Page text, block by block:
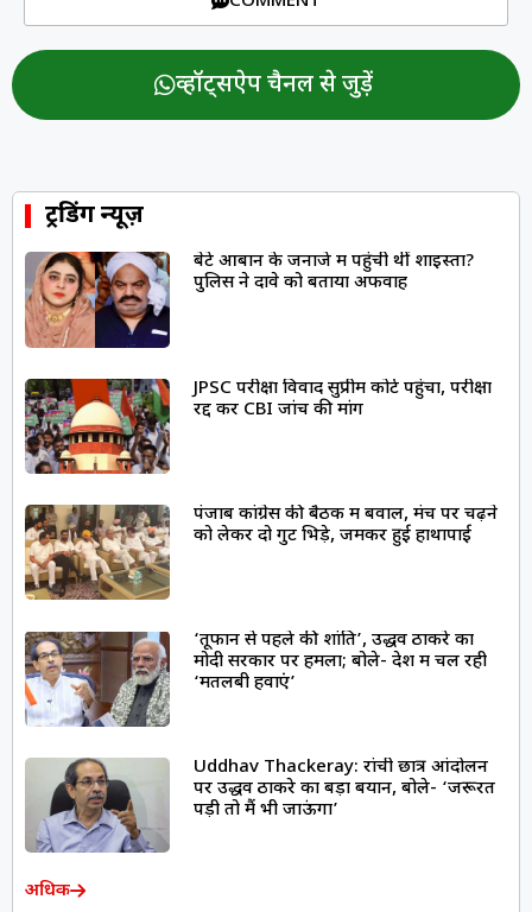
व्हॉट्सऐप चैनल से जुड़ें
ट्रेंडिंग न्यूज़
बेटे आबान के जनाजे में पहुंची थीं शाइस्ता?
पुलिस ने दावे को बताया अफवाह
JPSC परीक्षा विवाद सुप्रीम कोर्ट पहुंचा, परीक्षा
रद्द कर CBI जांच की मांग
पंजाब कांग्रेस की बैठक में बवाल, मंच पर चढ़ने
को लेकर दो गुट भिड़े, जमकर हुई हाथापाई
‘तूफान से पहले की शांति’, उद्धव ठाकरे का
मोदी सरकार पर हमला; बोले- देश में चल रही
‘मतलबी हवाएं’
Uddhav Thackeray: रांची छात्र आंदोलन
पर उद्धव ठाकरे का बड़ा बयान, बोले- ‘जरूरत
पड़ी तो मैं भी जाऊंगा’
अधिक